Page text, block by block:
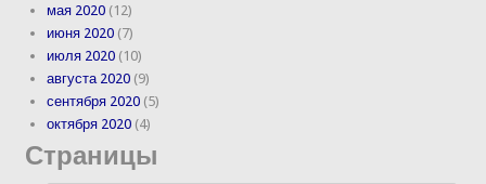
мая 2020 (12)
июня 2020 (7)
июля 2020 (10)
августа 2020 (9)
сентября 2020 (5)
октября 2020 (4)
Страницы